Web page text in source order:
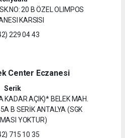
20 B ÖZEL OLIMPOS
KARSISI
229 04 43
Center Eczanesi
Serik
AÇIK)* BELEK MAH.
B SERİK ANTALYA (SGK
YOKTUR)
715 10 35